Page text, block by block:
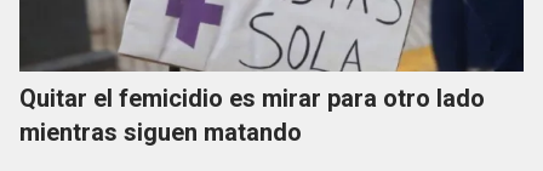
Quitar el femicidio es mirar para otro lado
mientras siguen matando